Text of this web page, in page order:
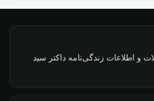
و اطلاعات زندگی‌نامه داکتر سید